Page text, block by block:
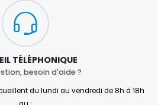
TÉLÉPHONIQUE
besoin d'aide ?
du lundi au vendredi de 8h à 18h